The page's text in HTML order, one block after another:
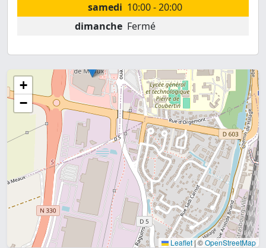
samedi 10:00 - 20:00
dimanche Fermé
+
−
Leaflet|©OpenStreetMap